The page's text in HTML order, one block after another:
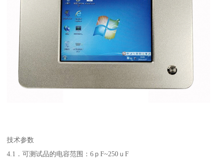
技术参数
4.1．可测试品的电容范围：6ｐF~250ｕF